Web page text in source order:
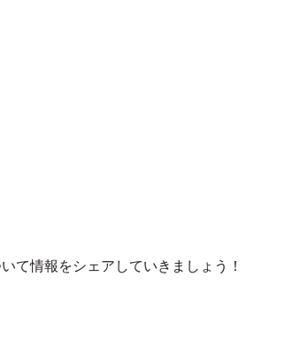
て情報をシェアしていきましょう！